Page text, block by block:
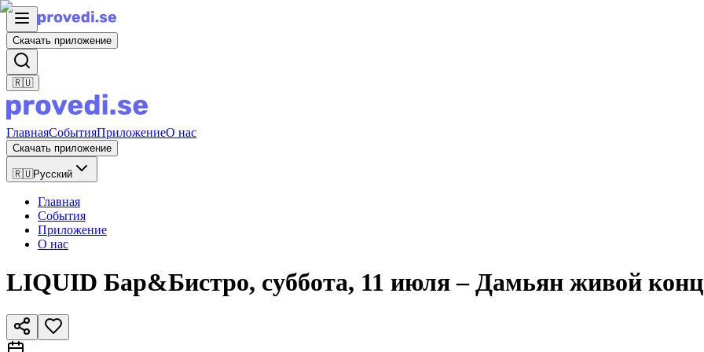
Скачать приложение
🇷🇺
ГлавнаяСобытияПриложениеО нас
Скачать приложение
🇷🇺Русский
Главная
События
Приложение
О нас
LIQUID Бар&Бистро, суббота, 11 июля – Дамьян живой